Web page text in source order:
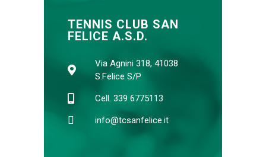
TENNIS CLUB SAN
FELICE A.S.D.
Via Agnini 318, 41038
S.Felice S/P
Cell. 339 6775113
info@tcsanfelice.it